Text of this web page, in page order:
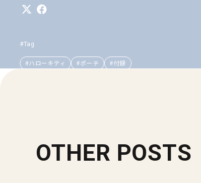
#Tag
#ハローキティ #ポーチ #付録
OTHER POSTS